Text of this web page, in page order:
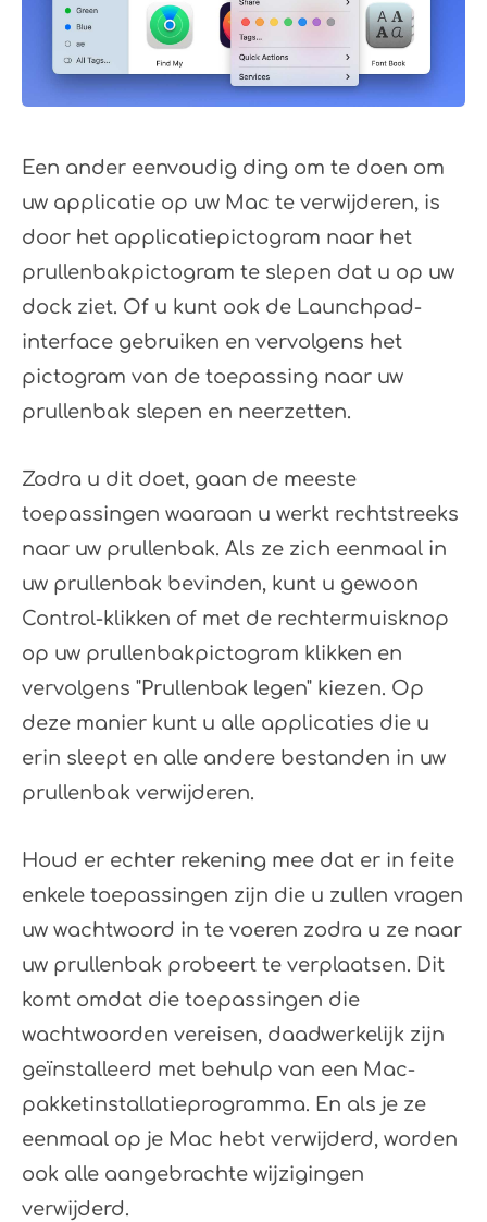
Een ander eenvoudig ding om te doen om
uw applicatie op uw Mac te verwijderen, is
door het applicatiepictogram naar het
prullenbakpictogram te slepen dat u op uw
dock ziet. Of u kunt ook de Launchpad-
interface gebruiken en vervolgens het
pictogram van de toepassing naar uw
prullenbak slepen en neerzetten.
Zodra u dit doet, gaan de meeste
toepassingen waaraan u werkt rechtstreeks
naar uw prullenbak. Als ze zich eenmaal in
uw prullenbak bevinden, kunt u gewoon
Control-klikken of met de rechtermuisknop
op uw prullenbakpictogram klikken en
vervolgens "Prullenbak legen" kiezen. Op
deze manier kunt u alle applicaties die u
erin sleept en alle andere bestanden in uw
prullenbak verwijderen.
Houd er echter rekening mee dat er in feite
enkele toepassingen zijn die u zullen vragen
uw wachtwoord in te voeren zodra u ze naar
uw prullenbak probeert te verplaatsen. Dit
komt omdat die toepassingen die
wachtwoorden vereisen, daadwerkelijk zijn
geïnstalleerd met behulp van een Mac-
pakketinstallatieprogramma. En als je ze
eenmaal op je Mac hebt verwijderd, worden
ook alle aangebrachte wijzigingen
verwijderd.